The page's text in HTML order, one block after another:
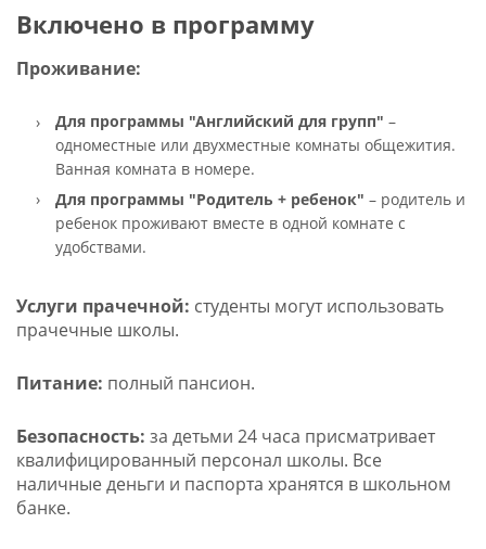
Включено в программу
Проживание:
Для программы "Английский для групп" –
одноместные или двухместные комнаты общежития.
Ванная комната в номере.
Для программы "Родитель + ребенок" – родитель и
ребенок проживают вместе в одной комнате с
удобствами.
Услуги прачечной: студенты могут использовать
прачечные школы.
Питание: полный пансион.
Безопасность: за детьми 24 часа присматривает
квалифицированный персонал школы. Все
наличные деньги и паспорта хранятся в школьном
банке.